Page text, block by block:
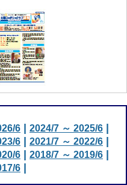
6 2024/7 ～ 2025/6
6 2021/7 ～ 2022/6
6 2018/7 ～ 2019/6
6